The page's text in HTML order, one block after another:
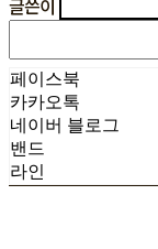
글쓴이
페이스북
카카오톡
네이버 블로그
밴드
라인